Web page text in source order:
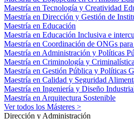
Maestría en Tecnología y Creatividad
Maestría en Dirección y Gestión de
Maestría en Educación
Maestría en Educación Inclusiva e
Maestría en Coordinación de ONGs
Maestría en Administración y Políticas
Maestría en Criminología y Criminalística
Maestría en Gestión Pública y Políticas
Maestría en Calidad y Seguridad
Maestría en Ingeniería y Diseño
Maestría en Arquitectura Sostenible
Ver todos los Másteres >
Dirección y Administración